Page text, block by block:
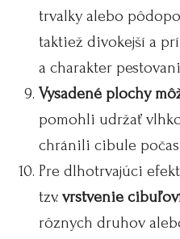
trvalky alebo
taktiež divokejší a
a charakter
Vysadené plochy
pomohli udržať
chránili cibule počas
Pre dlhotrvajúci
tzv. vrstvenie
rôznych druhov